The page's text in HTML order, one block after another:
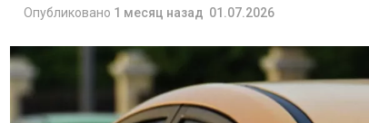
Опубликовано 1 месяц назад 01.07.2026